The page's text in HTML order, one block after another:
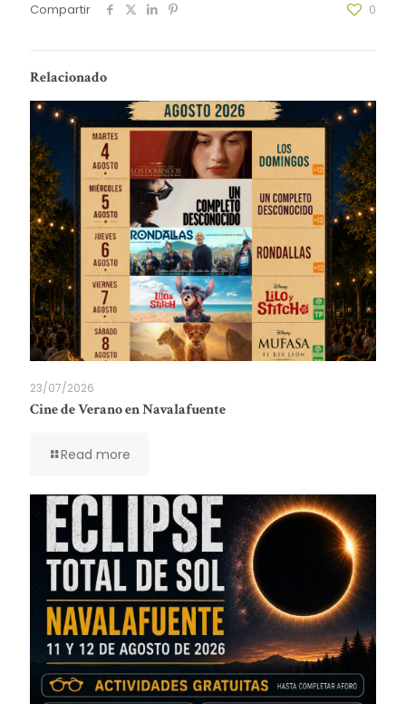
Compartir 0
Relacionado
23/07/2026
Cine de Verano en Navalafuente
Read more